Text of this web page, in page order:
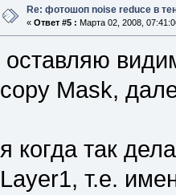
Re: фотошоп noise reduсe в
« Ответ #5 : Марта 02, 2008,
оставляю
copy Mask,
я когда так
Layer1, т.е.